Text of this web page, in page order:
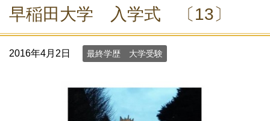
早稲田大学 入学式 〔13〕
2016年4月2日 最終学歴 大学受験